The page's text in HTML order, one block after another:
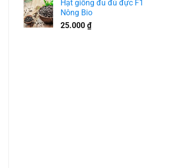
Hạt giống đu đủ đực F1
Nông Bio
25.000 ₫